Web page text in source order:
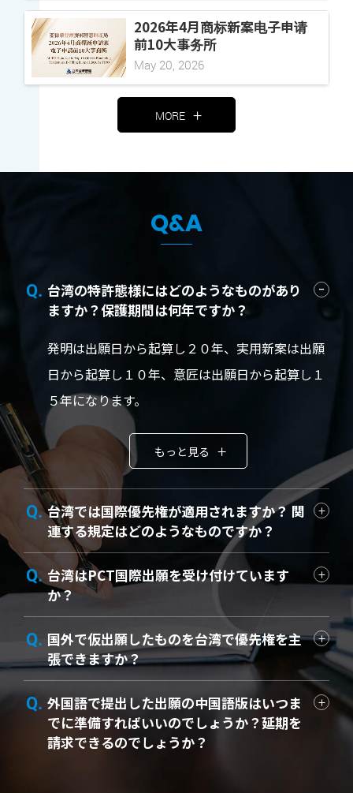
2026年4月商标新案电子申请
前10大事务所
May 20, 2026
MORE
Q&A
台湾の特許態様にはどのようなものがあり
ますか？保護期間は何年ですか？
発明は出願日から起算し２０年、実用新案は出願
日から起算し１０年、意匠は出願日から起算し１
５年になります。
もっと見る
台湾では国際優先権が適用されますか？ 関
連する規定はどのようなものですか？
台湾はPCT国際出願を受け付けています
か？
国外で仮出願したものを台湾で優先権を主
張できますか？
外国語で提出した出願の中国語版はいつま
でに準備すればいいのでしょうか？延期を
請求できるのでしょうか？